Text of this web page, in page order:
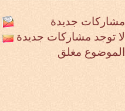
مشاركات جديدة
لا توجد مشاركات جديدة
الموضوع مغلق